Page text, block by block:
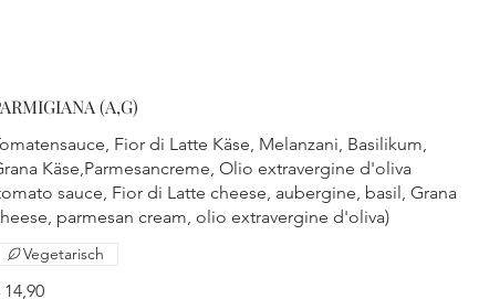
(A,G)
Fior di Latte Käse, Melanzani, Basilikum,
Käse,Parmesancreme, Olio extravergine d'oliva
sauce, Fior di Latte cheese, aubergine, basil, Grana
parmesan cream, olio extravergine d'oliva)
14,90
Vegetarisch